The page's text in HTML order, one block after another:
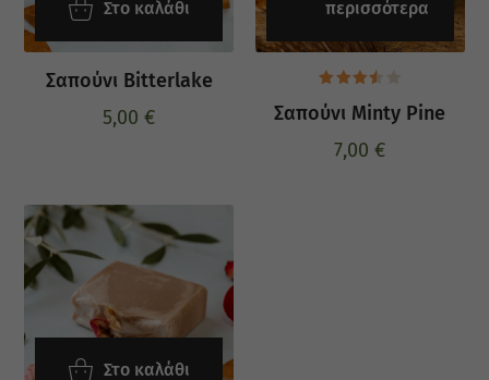
Στο καλάθι
Σαπούνι Bitterlake
5,00€
περισσότερα
Σαπούνι Minty Pine
με3.50
7,00€
Στο καλάθι